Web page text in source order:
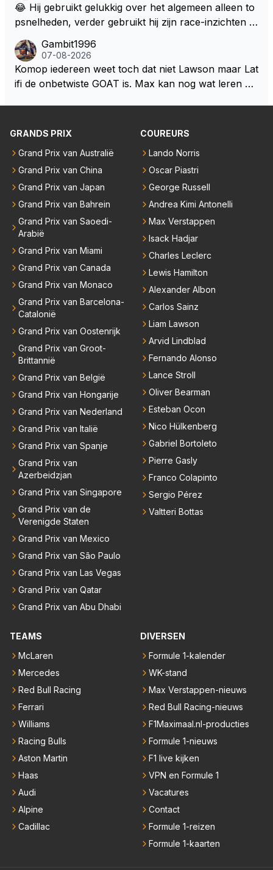
😂 Hij gebruikt gelukkig over het algemeen alleen to
psnelheden, verder gebruikt hij zijn race-inzichten q
een bocht zegt helemaal niets, dus wat dat betreft h
eeft hij sowieso gelijk 😂.
Gambit1996
07-08-2026
Komop iedereen weet toch dat niet Lawson maar Lat
ifi de onbetwiste GOAT is. Max kan nog wat leren va
n dicht met als onbetwiste nummer 2 of GOATINES
GRANDS PRIX
Grand Prix van Australië
Grand Prix van China
Grand Prix van Japan
Grand Prix van Bahrein
Grand Prix van Saoedi-
Arabië
Grand Prix van Miami
Grand Prix van Canada
Grand Prix van Monaco
Grand Prix van Barcelona-
Catalonië
Grand Prix van Oostenrijk
Grand Prix van Groot-
Brittannië
Grand Prix van België
Grand Prix van Hongarije
Grand Prix van Nederland
Grand Prix van Italië
Grand Prix van Spanje
Grand Prix van
Azerbeidzjan
Grand Prix van Singapore
Grand Prix van de
Verenigde Staten
Grand Prix van Mexico
Grand Prix van São Paulo
Grand Prix van Las Vegas
Grand Prix van Qatar
Grand Prix van Abu Dhabi
COUREURS
Lando Norris
Oscar Piastri
George Russell
Andrea Kimi Antonelli
Max Verstappen
Isack Hadjar
Charles Leclerc
Lewis Hamilton
Alexander Albon
Carlos Sainz
Liam Lawson
Arvid Lindblad
Fernando Alonso
Lance Stroll
Oliver Bearman
Esteban Ocon
Nico Hülkenberg
Gabriel Bortoleto
Pierre Gasly
Franco Colapinto
Sergio Pérez
Valtteri Bottas
TEAMS
McLaren
Mercedes
Red Bull Racing
Ferrari
Williams
Racing Bulls
Aston Martin
Haas
Audi
Alpine
Cadillac
DIVERSEN
Formule 1-kalender
WK-stand
Max Verstappen-nieuws
Red Bull Racing-nieuws
F1Maximaal.nl-producties
Formule 1-nieuws
F1 live kijken
VPN en Formule 1
Vacatures
Contact
Formule 1-reizen
Formule 1-kaarten